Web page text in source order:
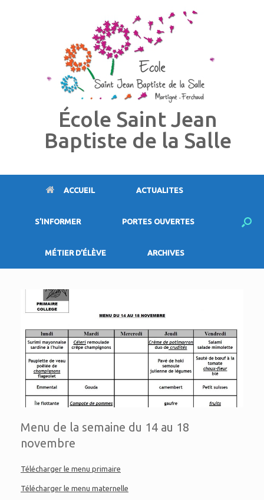
École Saint Jean
Baptiste de la Salle
ACCUEIL ACTUALITES
S’INFORMER PORTES OUVERTES
MÉTIER D’ÉLÈVE ARCHIVES
Menu de la semaine du 14 au 18
novembre
Télécharger le menu primaire
Télécharger le menu maternelle